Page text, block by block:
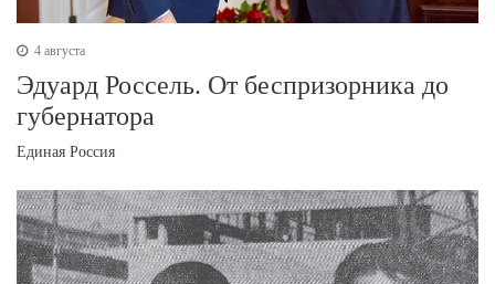
4 августа
Эдуард Россель. От беспризорника до
губернатора
Единая Россия